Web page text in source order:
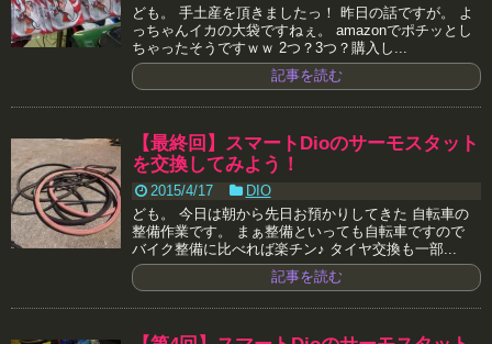
ども。 手土産を頂きましたっ！ 昨日の話ですが。 よ
っちゃんイカの大袋ですねぇ。 amazonでポチッとし
ちゃったそうですｗｗ 2つ？3つ？購入し...
記事を読む
【最終回】スマートDioのサーモスタット
を交換してみよう！
2015/4/17
DIO
ども。 今日は朝から先日お預かりしてきた 自転車の
整備作業です。 まぁ整備といっても自転車ですので
バイク整備に比べれば楽チン♪ タイヤ交換も一部...
記事を読む